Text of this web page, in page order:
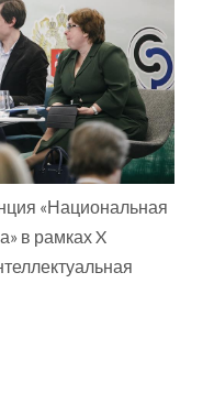
«Национальная
в рамках X